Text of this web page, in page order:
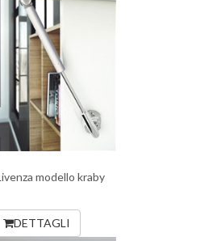
modello kraby
DETTAGLI